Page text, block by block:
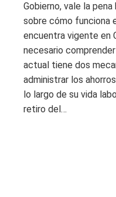
Gobierno, vale la
sobre cómo funciona
encuentra vigente en
necesario
actual tiene dos
administrar los
lo largo de su vida
retiro del…